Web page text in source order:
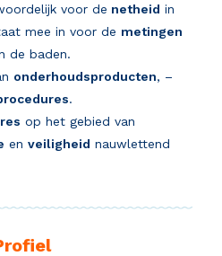
voor de netheid in
mee in voor de metingen
de baden.
onderhoudsproducten, –
.
op het gebied van
enveiligheid nauwlettend